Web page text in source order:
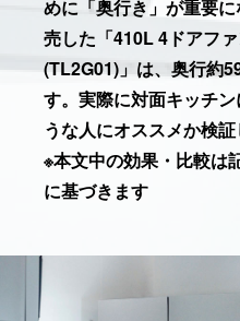
めに「奥行き」が重要
売した「410L 4ドアフ
(TL2G01)」は、奥行約
す。実際に対面キッチ
うな人にオススメか検証
※本文中の効果・比較は
に基づきます